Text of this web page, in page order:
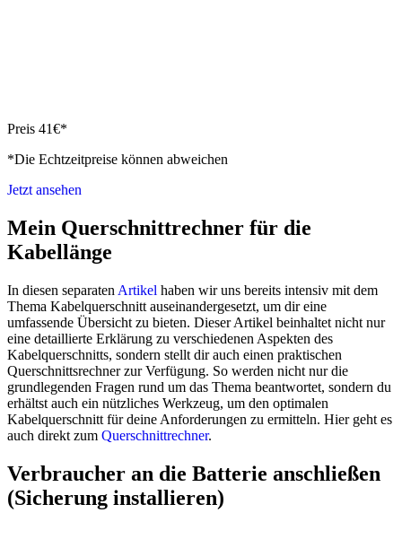
Preis 41€*
*Die Echtzeitpreise können abweichen
Jetzt ansehen
Mein Querschnittrechner für die
Kabellänge
In diesen separaten Artikel haben wir uns bereits intensiv mit dem
Thema Kabelquerschnitt auseinandergesetzt, um dir eine
umfassende Übersicht zu bieten. Dieser Artikel beinhaltet nicht nur
eine detaillierte Erklärung zu verschiedenen Aspekten des
Kabelquerschnitts, sondern stellt dir auch einen praktischen
Querschnittsrechner zur Verfügung. So werden nicht nur die
grundlegenden Fragen rund um das Thema beantwortet, sondern du
erhältst auch ein nützliches Werkzeug, um den optimalen
Kabelquerschnitt für deine Anforderungen zu ermitteln. Hier geht es
auch direkt zum Querschnittrechner.
Verbraucher an die Batterie anschließen
(Sicherung installieren)